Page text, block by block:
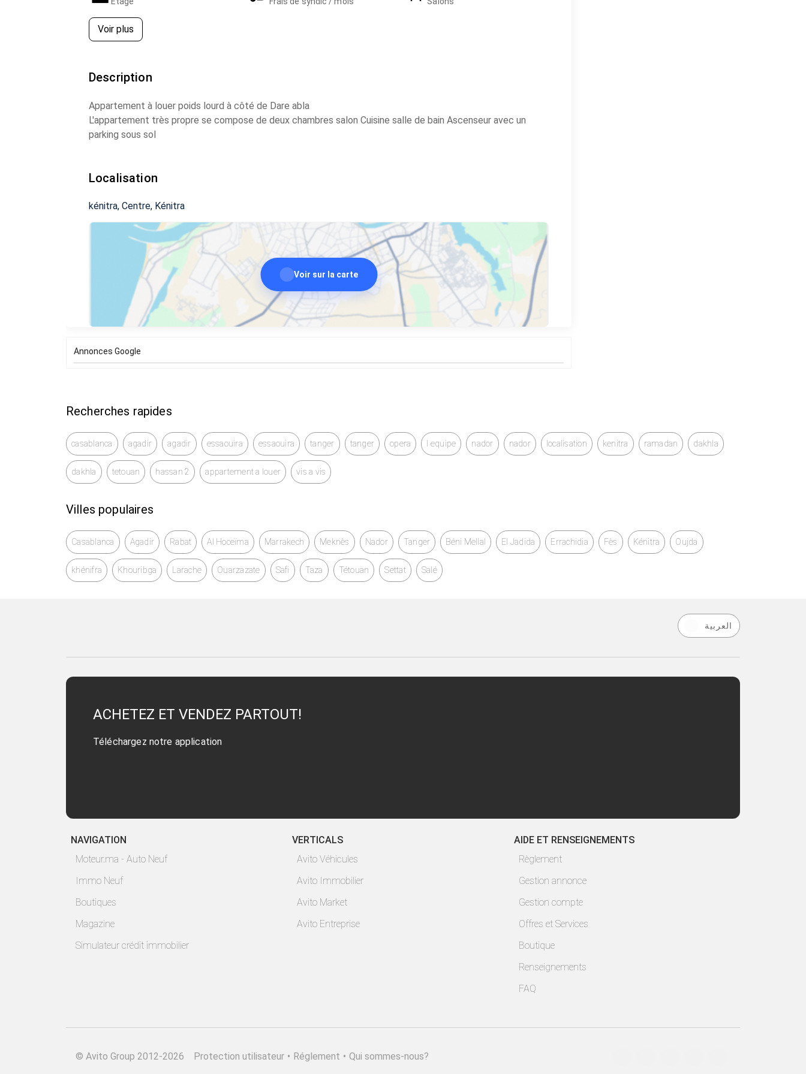
Voir plus
Description
Appartement à louer poids lourd à côté de Dare abla
L'appartement très propre se compose de deux chambres salon Cuisine salle de bain Ascenseur avec un
parking sous sol
Localisation
kénitra, Centre, Kénitra
Voir sur la carte
Annonces Google
Recherches rapides
casablanca agadir agadir essaouira essaouira tanger tanger opera l equipe nador nador localisation kenitra ramadan dakhla
dakhla tetouan hassan 2 appartement a louer vis a vis
Villes populaires
Casablanca Agadir Rabat Al Hoceïma Marrakech Meknès Nador Tanger Béni Mellal El Jadida Errachidia Fès Kénitra Oujda
khénifra Khouribga Larache Ouarzazate Safi Taza Tétouan Settat Salé
العربية
ACHETEZ ET VENDEZ PARTOUT!
Téléchargez notre application
NAVIGATION
Moteur.ma - Auto Neuf
Immo Neuf
Boutiques
Magazine
Simulateur crédit immobilier
VERTICALS
Avito Véhicules
Avito Immobilier
Avito Market
Avito Entreprise
AIDE ET RENSEIGNEMENTS
Règlement
Gestion annonce
Gestion compte
Offres et Services
Boutique
Renseignements
FAQ
© Avito Group 2012-2026 Protection utilisateur • Réglement • Qui sommes-nous?